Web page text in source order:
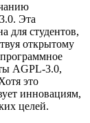
Эта
для студентов,
открытому
AGPL-3.0,
это
инновациям,
целей.